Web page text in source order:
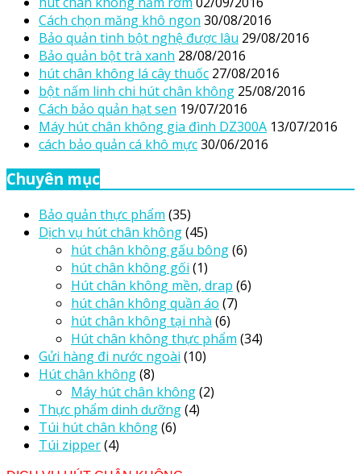
Cách chọn măng khô ngon 30/08/2016
Bảo quản tinh bột nghệ được lâu 29/08/2016
Bảo quản bột trà xanh 28/08/2016
hút chân không lá cây thuốc 27/08/2016
bột nấm linh chi hút chân không 25/08/2016
Cách bảo quản hạt sen 19/07/2016
Máy hút chân không gia đình DZ300A 13/07/2016
cách bảo quản cá khô mực30/06/2016
Chuyên mục
Bảo quản thực phẩm (35)
Dịch vụ hút chân không(45)
hút chân không gấu bông(6)
hút chân không gối (1)
Hút chân không mền, drap (6)
hút chân không quần áo (7)
hút chân không tại nhà (6)
Hút chân không thực phẩm (34)
Gửi hàng đi nước ngoài (10)
Hút chân không(8)
Máy hút chân không(2)
Thực phẩm dinh dưỡng(4)
Túi hút chân không(6)
Túi zipper(4)